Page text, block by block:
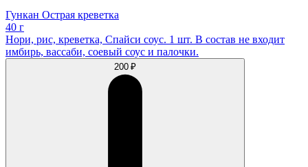
Гункан Острая креветка
40 г
Нори, рис, креветка, Спайси соус. 1 шт. В состав не входит
имбирь, вассаби, соевый соус и палочки.
200 ₽